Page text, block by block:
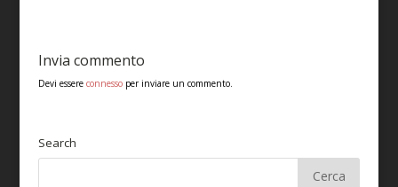
Invia commento
Devi essere connessoper inviare un commento.
Search